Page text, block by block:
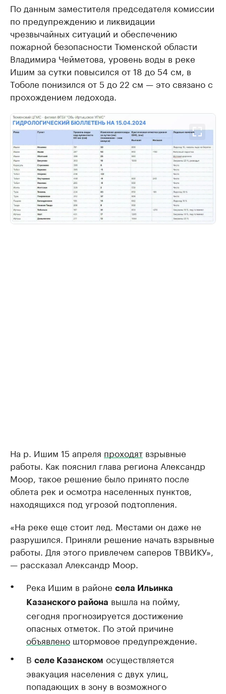
По данным заместителя председателя комиссии
по предупреждению и ликвидации
чрезвычайных ситуаций и обеспечению
пожарной безопасности Тюменской области
Владимира Чейметова, уровень воды в реке
Ишим за сутки повысился от 18 до 54 см, в
Тоболе понизился от 5 до 22 см — это связано с
прохождением ледохода.
На р. Ишим 15 апреля проходят взрывные
работы. Как пояснил глава региона Александр
Моор, такое решение было принято после
облета рек и осмотра населенных пунктов,
находящихся под угрозой подтопления.
«На реке еще стоит лед. Местами он даже не
разрушился. Приняли решение начать взрывные
работы. Для этого привлечем саперов ТВВИКУ»,
— рассказал Александр Моор.
Река Ишим в районе села Ильинка
Казанского района вышла на пойму,
сегодня прогнозируется достижение
опасных отметок. По этой причине
объявлено штормовое предупреждение.
В селе Казанском осуществляется
эвакуация населения с двух улиц,
попадающих в зону в возможного